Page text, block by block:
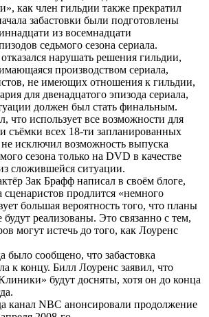
как член гильдии также прекратил
забастовки были подготовлены
из восемнадцати
седьмого сезона сериала.
нарушать решения гильдии,
производством сериала,
не имеющих отношения к гильдии,
для двенадцатого эпизода сериала,
должен был стать финальным.
что использует все возможности для
съёмки всех 18-ти запланированных
исключил возможность выпуска
сезона только на DVD в качестве
сложившейся ситуации.
Зак Брафф написал в своём блоге,
сценаристов продлится «немного
большая вероятность того, что планы
реализованы. Это связанно с тем,
могут истечь до того, как Лоуренс
было сообщено, что забастовка
к концу. Билл Лоуренс заявил, что
будут досняты, хотя он до конца
канал NBC анонсировали продолжение